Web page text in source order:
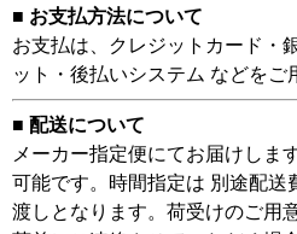
■ お支払方法について
お支払は、クレジットカード・
ット・後払いシステム などをご
■ 配送について
メーカー指定便にてお届けしま
可能です。時間指定は 別途配送
渡しとなります。荷受けのご用